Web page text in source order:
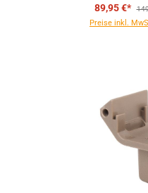
89,95 €*
Preise inkl.